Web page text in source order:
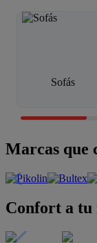
Sofás
Marcas que
Confort a tu